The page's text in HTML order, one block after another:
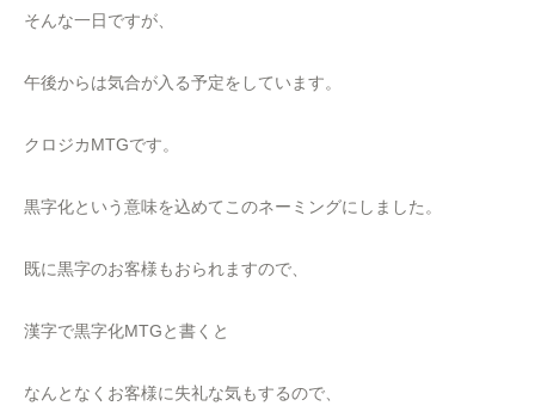
そんな一日ですが、
午後からは気合が入る予定をしています。
クロジカMTGです。
黒字化という意味を込めてこのネーミングにしました。
既に黒字のお客様もおられますので、
漢字で黒字化MTGと書くと
なんとなくお客様に失礼な気もするので、